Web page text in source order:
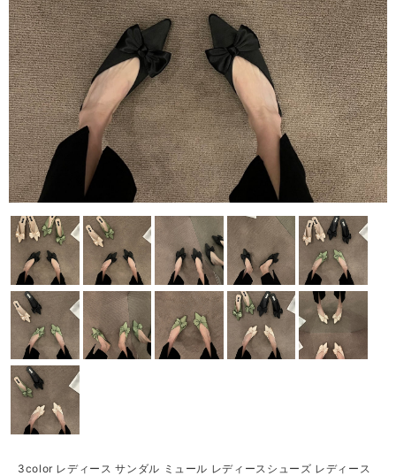
3color レディース サンダル ミュール レディースシューズ レディース